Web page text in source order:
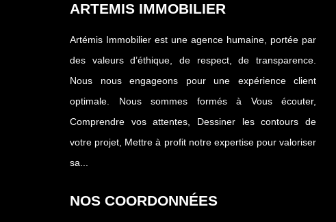
ARTEMIS IMMOBILIER
Artémis Immobilier est une agence humaine, portée par
des valeurs d’éthique, de respect, de transparence.
Nous nous engageons pour une expérience client
optimale. Nous sommes formés à Vous écouter,
Comprendre vos attentes, Dessiner les contours de
votre projet, Mettre à profit notre expertise pour valoriser
sa...
NOS COORDONNÉES